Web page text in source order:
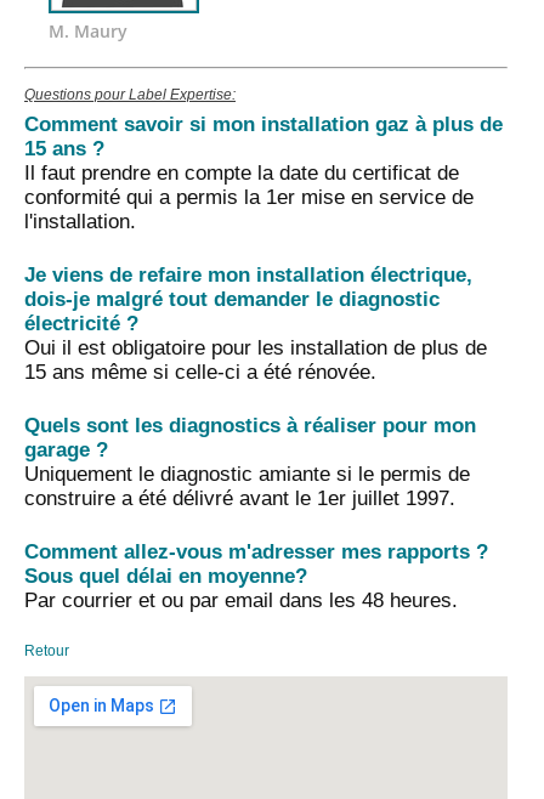
M. Maury
Questions pour Label Expertise:
Comment savoir si mon installation gaz à plus de
15 ans ?
Il faut prendre en compte la date du certificat de
conformité qui a permis la 1er mise en service de
l'installation.
Je viens de refaire mon installation électrique,
dois-je malgré tout demander le diagnostic
électricité ?
Oui il est obligatoire pour les installation de plus de
15 ans même si celle-ci a été rénovée.
Quels sont les diagnostics à réaliser pour mon
garage ?
Uniquement le diagnostic amiante si le permis de
construire a été délivré avant le 1er juillet 1997.
Comment allez-vous m'adresser mes rapports ?
Sous quel délai en moyenne?
Par courrier et ou par email dans les 48 heures.
Retour